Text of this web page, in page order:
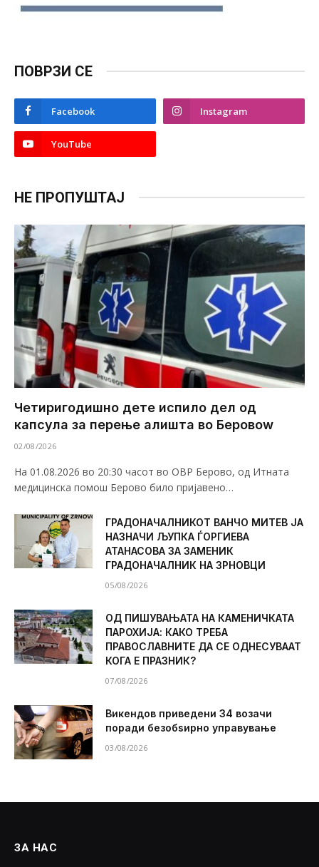
ПОВРЗИ СЕ
Facebook Instagram
YouTube
НЕ ПРОПУШТАЈ
Четиригодишно дете испило дел од
капсула за перење алишта во Беровоw
02/08/2026
На 01.08.2026 во 20:30 часот во ОВР Берово, од Итната
медицинска помош Берово било пријавено…
ГРАДОНАЧАЛНИКОТ ВАНЧО МИТЕВ ЈА
НАЗНАЧИ ЉУПКА ЃОРГИЕВА
АТАНАСОВА ЗА ЗАМЕНИК
ГРАДОНАЧАЛНИК НА ЗРНОВЦИ
05/08/2026
ОД ПИШУВАЊАТА НА КАМЕНИЧКАТА
ПАРОХИЈА: КАКО ТРЕБА
ПРАВОСЛАВНИТЕ ДА СЕ ОДНЕСУВААТ
КОГА Е ПРАЗНИК?
07/08/2026
Викендов приведени 34 возачи
поради безобѕирно управување
03/08/2026
ЗА НАС